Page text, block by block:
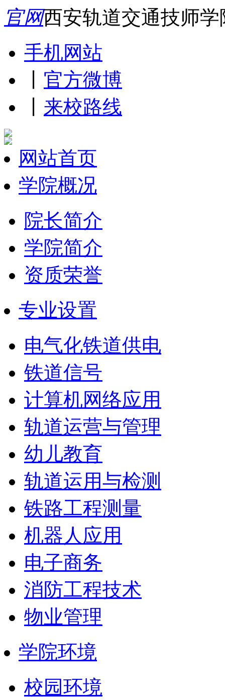
官网西安轨道交通技师
手机网站
官方微博
来校路线
网站首页
学院概况
院长简介
学院简介
资质荣誉
专业设置
电气化铁道供电
铁道信号
计算机网络应用
轨道运营与管理
幼儿教育
轨道运用与检测
铁路工程测量
机器人应用
电子商务
消防工程技术
物业管理
学院环境
校园环境